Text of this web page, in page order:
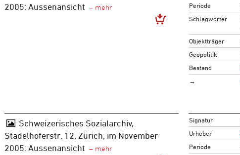
2005: Aussenansicht
Periode
Schlagwörter
Objektträger
Geopolitik
Bestand
→
Schweizerisches Sozialarchiv,
Stadelhoferstr. 12, Zürich, im November
2005: Aussenansicht
Signatur
Urheber
Periode